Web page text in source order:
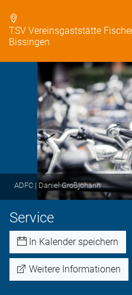
TSV Vereinsgaststätte
Bissingen
ADFC | Daniel Großjohann
Service
In Kalender speichern
Weitere Informationen